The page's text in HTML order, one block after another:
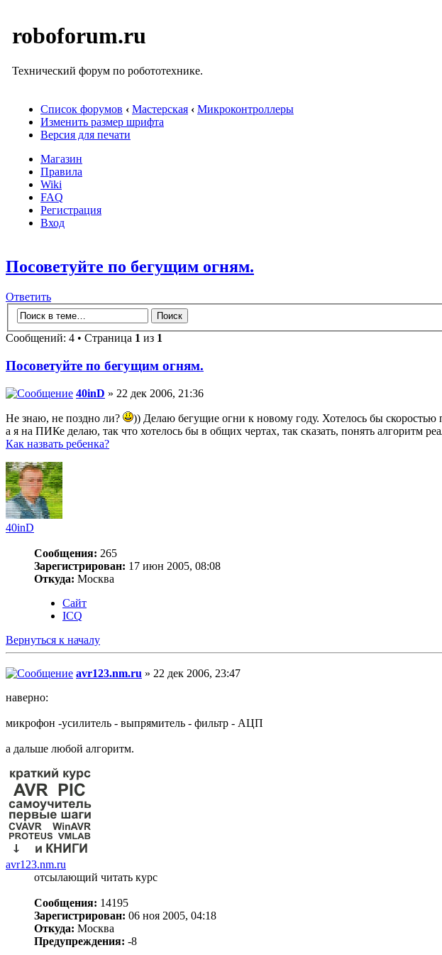
roboforum.ru
Технический форум по робототехнике.
Список форумов ‹ Мастерская ‹ Микроконтроллеры
Изменить размер шрифта
Версия для печати
Магазин
Правила
Wiki
FAQ
Регистрация
Вход
Посоветуйте по бегущим огням.
Ответить
Сообщений: 4 • Страница 1 из 1
Посоветуйте по бегущим огням.
40inD » 22 дек 2006, 21:36
Не знаю, не поздно ли?
)) Делаю бегущие огни к новому году. Хотелось бы
а я на ПИКе делаю, так что хотелось бы в общих чертах, так сказать, понять алгоритм
Как назвать ребенка?
40inD
Сообщения: 265
Зарегистрирован: 17 июн 2005, 08:08
Откуда: Москва
Сайт
ICQ
Вернуться к началу
avr123.nm.ru » 22 дек 2006, 23:47
наверно:
микрофон -усилитель - выпрямитель - фильтр - АЦП
а дальше любой алгоритм.
avr123.nm.ru
отсылающий читать курс
Сообщения: 14195
Зарегистрирован: 06 ноя 2005, 04:18
Откуда: Москва
Предупреждения: -8